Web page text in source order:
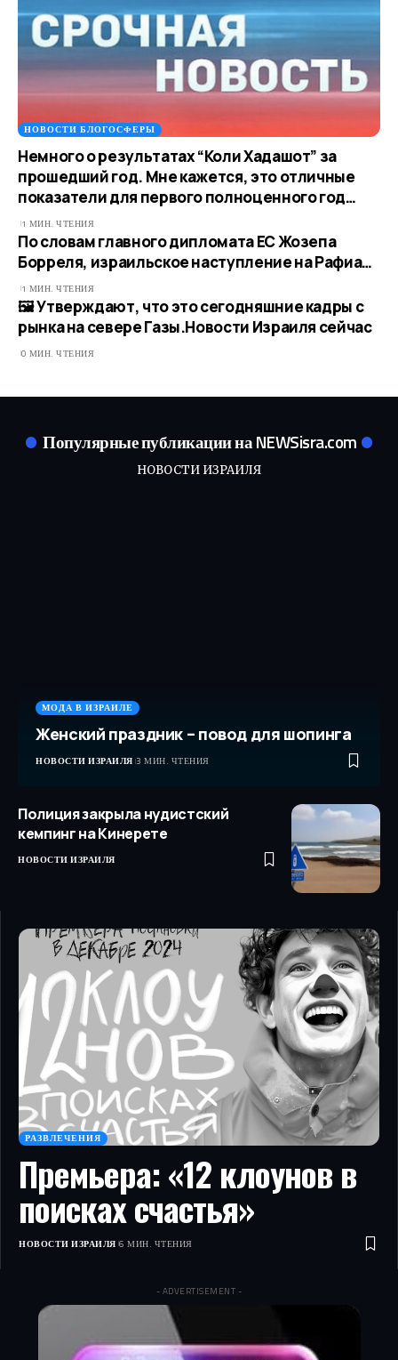
НОВОСТИ БЛОГОСФЕРЫ
Немного о результатах “Коли Хадашот” за
прошедший год. Мне кажется, это отличные
показатели для первого полноценного год…
1 МИН. ЧТЕНИЯ
По словам главного дипломата ЕС Жозепа
Борреля, израильское наступление на Рафиа…​​
1 МИН. ЧТЕНИЯ
🖼 Утверждают, что это сегодняшние кадры с
рынка на севере Газы.​Новости Израиля сейчас
0 МИН. ЧТЕНИЯ
Популярные публикации на NEWSisra.com
НОВОСТИ ИЗРАИЛЯ
МОДА В ИЗРАИЛЕ
Женский праздник – повод для шопинга
НОВОСТИ ИЗРАИЛЯ 3 МИН. ЧТЕНИЯ
Полиция закрыла нудистский
кемпинг на Кинерете
НОВОСТИ ИЗРАИЛЯ
РАЗВЛЕЧЕНИЯ
Премьера: «12 клоунов в
поисках счастья»
НОВОСТИ ИЗРАИЛЯ 6 МИН. ЧТЕНИЯ
- ADVERTISEMENT -